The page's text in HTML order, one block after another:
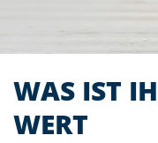
WAS IST
WERT